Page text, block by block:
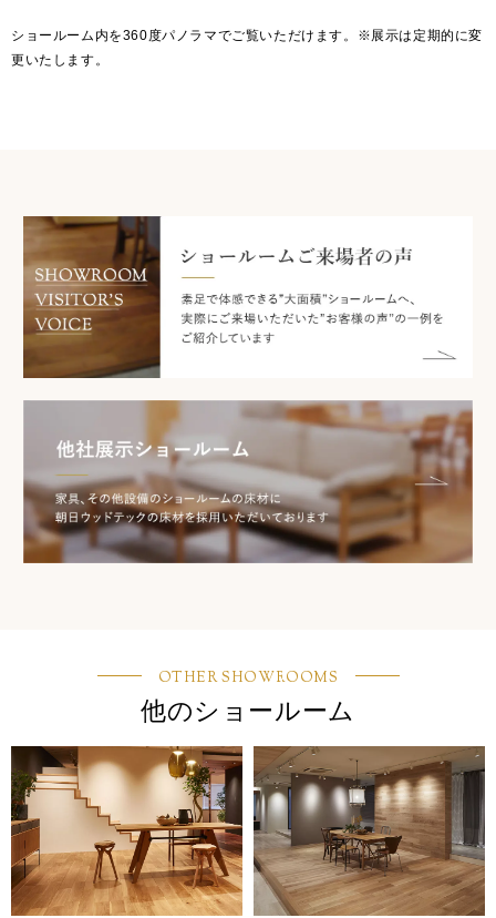
ショールーム内を360度パノラマでご覧いただけます。※展示は定期的に変
更いたします。
OTHER SHOWROOMS
他のショールーム